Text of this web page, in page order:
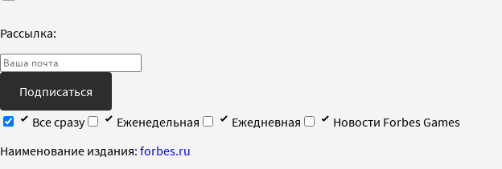
Рассылка:
Подписаться
Все сразу
Еженедельная Ежедневная
Новости Forbes Games
Наименование издания: forbes.ru